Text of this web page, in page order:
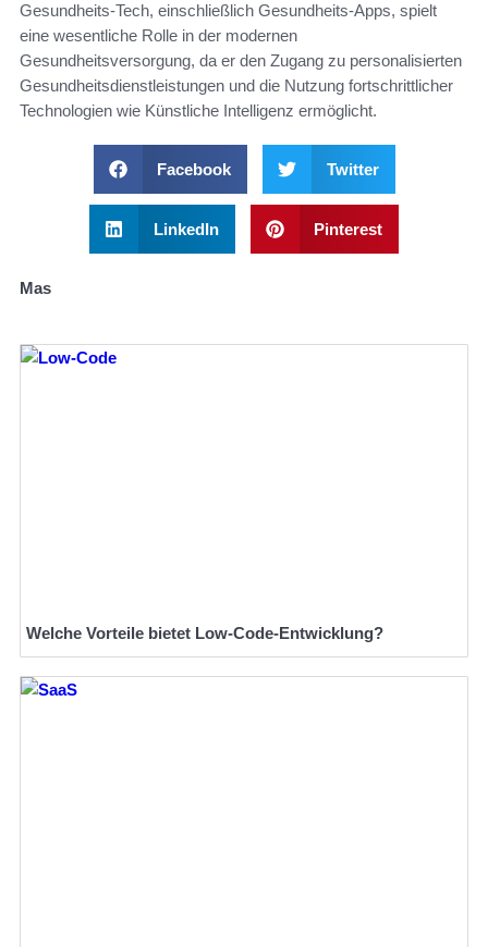
Gesundheits-Tech, einschließlich Gesundheits-Apps, spielt
eine wesentliche Rolle in der modernen
Gesundheitsversorgung, da er den Zugang zu personalisierten
Gesundheitsdienstleistungen und die Nutzung fortschrittlicher
Technologien wie Künstliche Intelligenz ermöglicht.
Facebook Twitter
LinkedIn Pinterest
Mas
Welche Vorteile bietet Low-Code-Entwicklung?